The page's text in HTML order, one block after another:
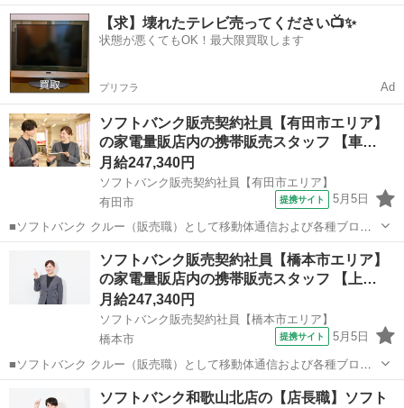
ドバンドサービスの提案・販売をお任せします。 【具体的な業務内
容】 ・スマートフォンなどの販売 ・新規加入やプラン変更の事務手続
き ・その他、各種商品・サービ...
和歌山 御坊市 その他
【求】壊れたテレビ売ってください📺✨
状態が悪くてもOK！最大限買取します
プリフラ Ad
ソフトバンク販売契約社員【有田市エリア】
の家電量販店内の携帯販売スタッフ 【車…
月給247,340円
ソフトバンク販売契約社員【有田市エリア】
有田市
提携サイト 5月5日
■ソフトバンク クルー（販売職）として移動体通信および各種ブロー
ドバンドサービスの提案・販売をお任せします。 【具体的な業務内
容】 ・スマートフォンなどの販売 ・新規加入やプラン変更の事務手続
き ・その他、各種商品・サービ...
その他
ソフトバンク販売契約社員【橋本市エリア】
の家電量販店内の携帯販売スタッフ 【上…
月給247,340円
ソフトバンク販売契約社員【橋本市エリア】
橋本市
提携サイト 5月5日
■ソフトバンク クルー（販売職）として移動体通信および各種ブロー
ドバンドサービスの提案・販売をお任せします。 【具体的な業務内
容】 ・スマートフォンなどの販売 ・新規加入やプラン変更の事務手続
その他
ソフトバンク和歌山北店の【店長職】ソフト